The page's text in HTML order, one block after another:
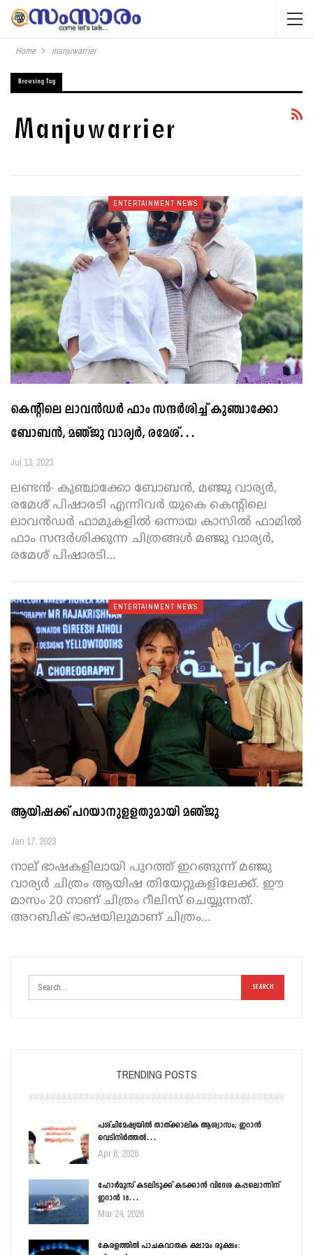
Home manjuwarrier
Browsing Tag
Manjuwarrier
ENTERTAINMENT NEWS
കെന്റിലെ ലാവൻഡർ ഫാം സന്ദർശിച്ച് കുഞ്ചാക്കോ
ബോബൻ, മഞ്ജു വാര്യർ, രമേശ്‌…
Jul 13, 2023
ലണ്ടൻ∙ കുഞ്ചാക്കോ ബോബൻ, മഞ്ജു വാര്യർ,
രമേശ്‌ പിഷാരടി എന്നിവർ യുകെ കെന്റിലെ
ലാവൻഡർ ഫാമുകളിൽ ഒന്നായ കാസിൽ ഫാമിൽ
ഫാം സന്ദർശിക്കുന്ന ചിത്രങ്ങൾ മഞ്ജു വാര്യർ,
രമേശ്‌ പിഷാരടി…
ENTERTAINMENT NEWS
ആയിഷക്ക് പറയാനുളളതുമായി മഞ്ജു
Jan 17, 2023
നാല് ഭാഷകളിലായി പുറത്ത് ഇറങ്ങുന്ന് മഞ്ജു
വാര്യർ ചിത്രം ആയിഷ തിയേറ്റുകളിലേക്ക്. ഈ
മാസം 20 നാണ് ചിത്രം റീലിസ് ചെയ്യുന്നത്.
അറബിക് ഭാഷയിലുമാണ് ചിത്രം…
TRENDING POSTS
പശ്ചിമേഷ്യയിൽ താത്ക്കാലിക ആശ്വാസം; ഇറാൻ
വെടിനിർത്തൽ…
Apr 8, 2026
ഹോർമൂസ് കടലിടുക്ക് കടക്കാൻ വിദേശ കപ്പലൊന്നിന്
ഇറാൻ 18…
Mar 24, 2026
കേരളത്തിൽ പാചകവാതക ക്ഷാമം രൂക്ഷം: